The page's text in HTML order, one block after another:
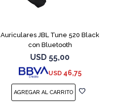
Auriculares JBL Tune 520 Black
con Bluetooth
USD 55,00
USD 46,75